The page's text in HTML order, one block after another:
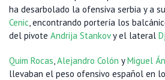
ha desarbolado la ofensiva serbia y a
Cenic, encontrando portería los
del pivote Andrija Stankovy el lateral
Quim Rocas,Alejandro Colón yMiguel
llevaban el peso ofensivo español en